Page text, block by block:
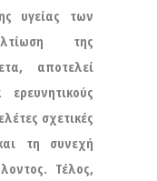
υγείας των
της
αποτελεί
σχετικές
τη συνεχή
Τέλος,